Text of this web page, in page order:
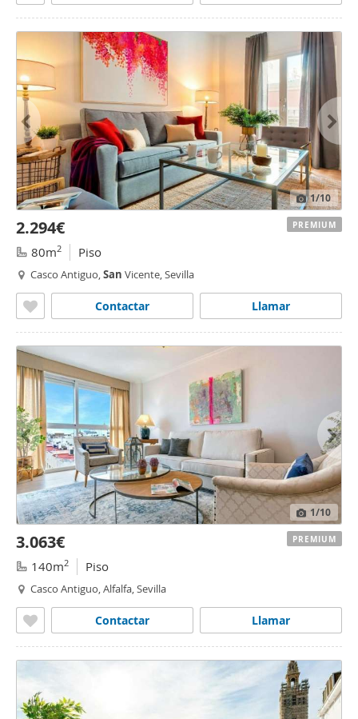
1/10
2.294€
80m2 Piso
Casco Antiguo,San Vicente, Sevilla
Llamar
Contactar
PREMIUM
1/10
3.063€
140m2 Piso
Casco Antiguo, Alfalfa, Sevilla
Llamar
Contactar
PREMIUM